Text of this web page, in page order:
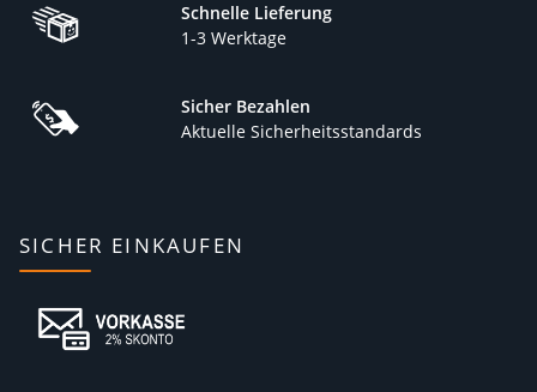
Schnelle Lieferung
1-3 Werktage
Sicher Bezahlen
Aktuelle Sicherheitsstandards
SICHER EINKAUFEN